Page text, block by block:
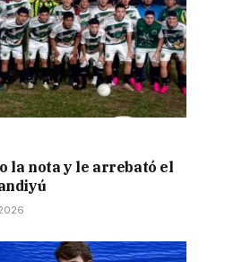
la nota y le arrebató el